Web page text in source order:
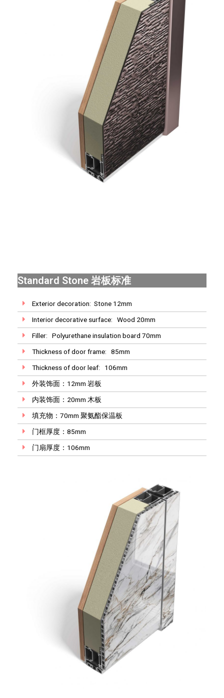
Standard Stone 岩板标准
Exterior decoration: Stone 12mm
Interior decorative surface: Wood 20mm
Filler: Polyurethane insulation board 70mm
Thickness of door frame: 85mm
Thickness of door leaf: 106mm
外装饰面：12mm 岩板
内装饰面：20mm 木板
填充物：70mm 聚氨酯保温板
门框厚度：85mm
门扇厚度：106mm